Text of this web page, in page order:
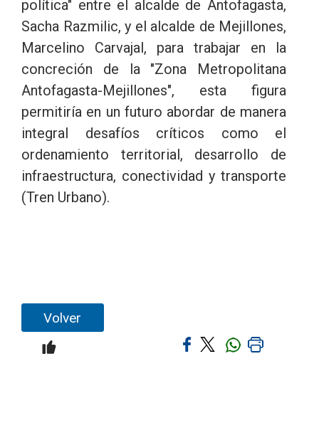
política" entre el alcalde de Antofagasta,
Sacha Razmilic, y el alcalde de Mejillones,
Marcelino Carvajal, para trabajar en la
concreción de la "Zona Metropolitana
Antofagasta-Mejillones", esta figura
permitiría en un futuro abordar de manera
integral desafíos críticos como el
ordenamiento territorial, desarrollo de
infraestructura, conectividad y transporte
(Tren Urbano).
Volver